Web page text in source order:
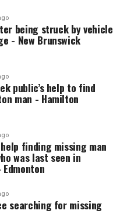
being struck by vehicle
- New Brunswick
public’s help to find
man - Hamilton
finding missing man
was last seen in
searching for missing